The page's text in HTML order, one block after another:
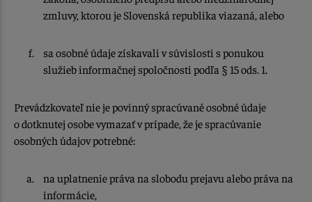
zmluvy, ktorou je Slovenská republika viazaná, alebo
sa osobné údaje získavali v súvislosti s ponukou
služieb informačnej spoločnosti podľa § 15 ods. 1.
Prevádzkovateľ nie je povinný spracúvané osobné údaje
o dotknutej osobe vymazať v prípade, že je spracúvanie
osobných údajov potrebné:
na uplatnenie práva na slobodu prejavu alebo práva na
informácie,